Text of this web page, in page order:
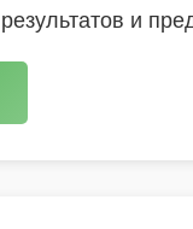
результатов и